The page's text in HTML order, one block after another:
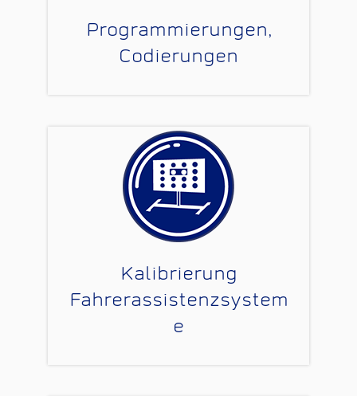
Programmierungen,
Codierungen
Kalibrierung
Fahrerassistenzsystem
e